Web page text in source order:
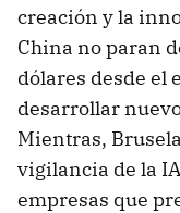
creación y la
China no paran
dólares desde el
desarrollar
Mientras,
vigilancia de la
empresas que